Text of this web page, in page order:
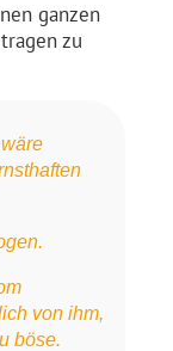
ganzen
zu
von ihm,
böse.